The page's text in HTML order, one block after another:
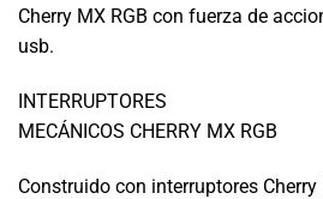
Cherry MX RGB con fuerza de
usb.
INTERRUPTORES
MECÁNICOS CHERRY MX RGB
Construido con interruptores Cherry